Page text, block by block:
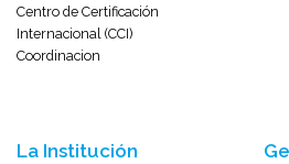
Centro de Certificación
Internacional (CCI)
Coordinacion
La Institución